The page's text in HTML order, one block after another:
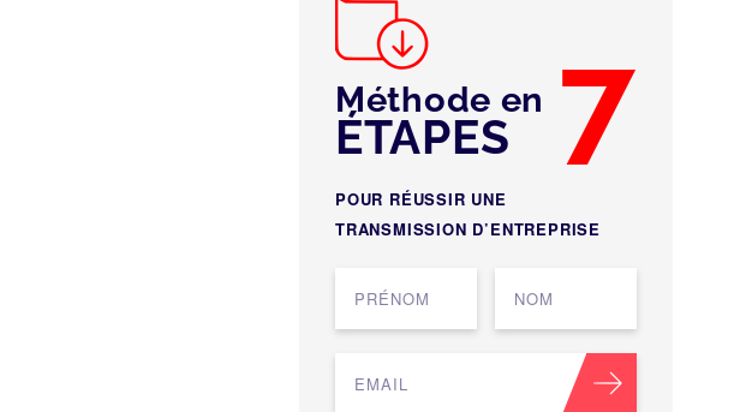
Méthode en 7
ÉTAPES
POUR RÉUSSIR UNE
TRANSMISSION D’ENTREPRISE